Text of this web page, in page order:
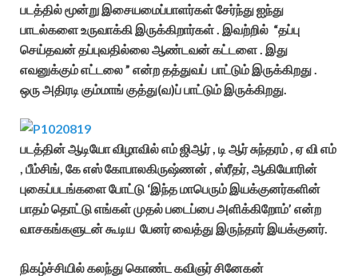
படத்தில் மூன்று இசையமைப்பாளர்கள் சேர்ந்து ஐந்து
பாடல்களை உருவாக்கி இருக்கிறார்கள் . இவற்றில் “தப்பு
செய்தவன் தப்புவதில்லை ஆண்டவன் கட்டளை . இது
எவனுக்கும் எட்டலை ” என்ற தத்துவப் பாட்டும் இருக்கிறது .
ஒரு அதிரடி கும்மாங் குத்து(வ)ப் பாட்டும் இருக்கிறது.
படத்தின் ஆடியோ விழாவில் எம் ஜிஆர் , டி ஆர் சுந்தரம் , ஏ வி எம்
, பீம்சிங், கே எஸ் கோபாலகிருஷ்ணன் , ஸ்ரீதர், ஆகியோரின்
புகைப்படங்களை போட்டு ‘இந்த மாபெரும் இயக்குனர்களின்
பாதம் தொட்டு எங்கள் முதல் படைப்பை அளிக்கிறோம்’ என்ற
வாசகங்களுடன் கூடிய பேனர் வைத்து இருந்தார் இயக்குனர்.
நிகழ்ச்சியில் கலந்து கொண்ட கவிஞர் சினேகன்